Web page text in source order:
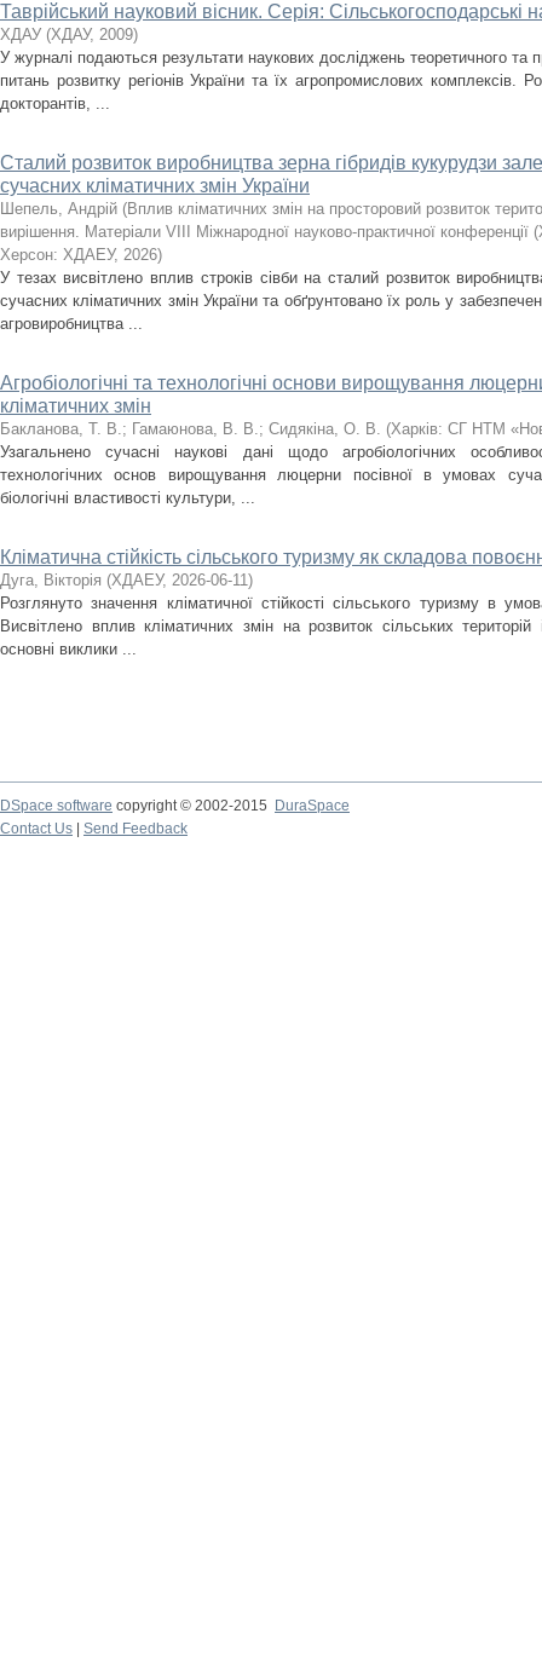
Таврійський науковий вісник. Серія: Сільськогосподарські
ХДАУ (ХДАУ, 2009)
У журналі подаються результати наукових досліджень теоретичного та
питань розвитку регіонів України та їх агропромислових комплексів.
докторантів, ...
Сталий розвиток виробництва зерна гібридів кукурудзи
сучасних кліматичних змін України
Шепель, Андрій (Вплив кліматичних змін на просторовий розвиток
вирішення. Матеріали VIII Міжнародної науково-практичної конференції
Херсон: ХДАЕУ, 2026)
У тезах висвітлено вплив строків сівби на сталий розвиток
сучасних кліматичних змін України та обґрунтовано їх роль у
агровиробництва ...
Агробіологічні та технологічні основи вирощування
кліматичних змін
Бакланова, Т. В.; Гамаюнова, В. В.; Сидякіна, О. В. (Харків: СГ НТМ
Узагальнено сучасні наукові дані щодо агробіологічних
технологічних основ вирощування люцерни посівної в умовах
біологічні властивості культури, ...
Кліматична стійкість сільського туризму як складова
Дуга, Вікторія (ХДАЕУ, 2026-06-11)
Розглянуто значення кліматичної стійкості сільського туризму в
Висвітлено вплив кліматичних змін на розвиток сільських територій
основні виклики ...
DSpace software copyright © 2002-2015
DuraSpace
Contact Us
Send Feedback